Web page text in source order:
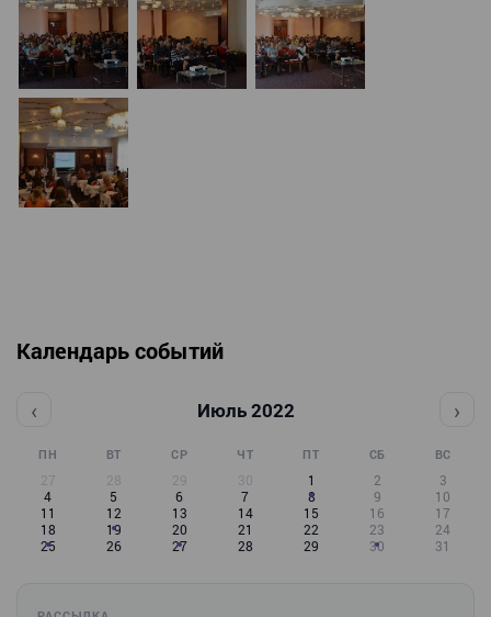
Календарь событий
‹ Июль 2022 ›
ПН ВТ СР ЧТ ПТ СБ ВС
27 28 29 30 1 2
3
4
5 6 7 8 9
10
11
12 13 14 15 16
17
18
19 20 21 22 23
24
25
26 27 28 29 30 31